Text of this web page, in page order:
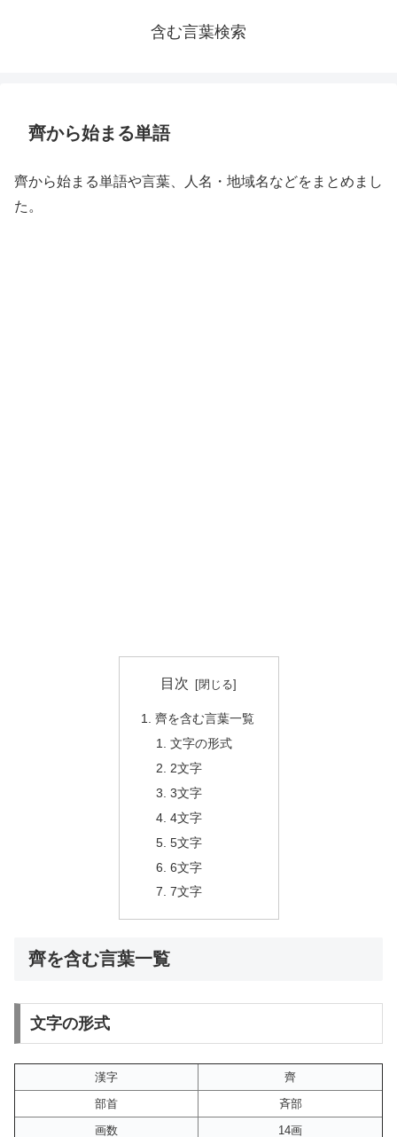
含む言葉検索
齊から始まる単語
齊から始まる単語や言葉、人名・地域名などをまとめまし
た。
目次
齊を含む言葉一覧
文字の形式
2文字
3文字
4文字
5文字
6文字
7文字
齊を含む言葉一覧
文字の形式
漢字
齊
部首
斉部
画数
14画